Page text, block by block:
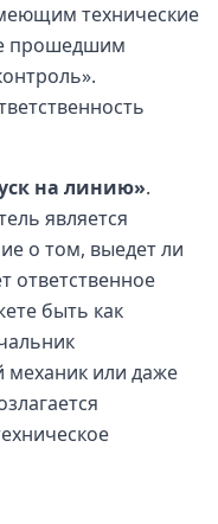
технические
прошедшим
на линию».
является
о том, выедет ли
ответственное
быть как
механик или даже